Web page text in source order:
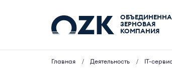
ЗЕРНОВАЯ
КОМПАНИЯ
Главная Деятельность IT-